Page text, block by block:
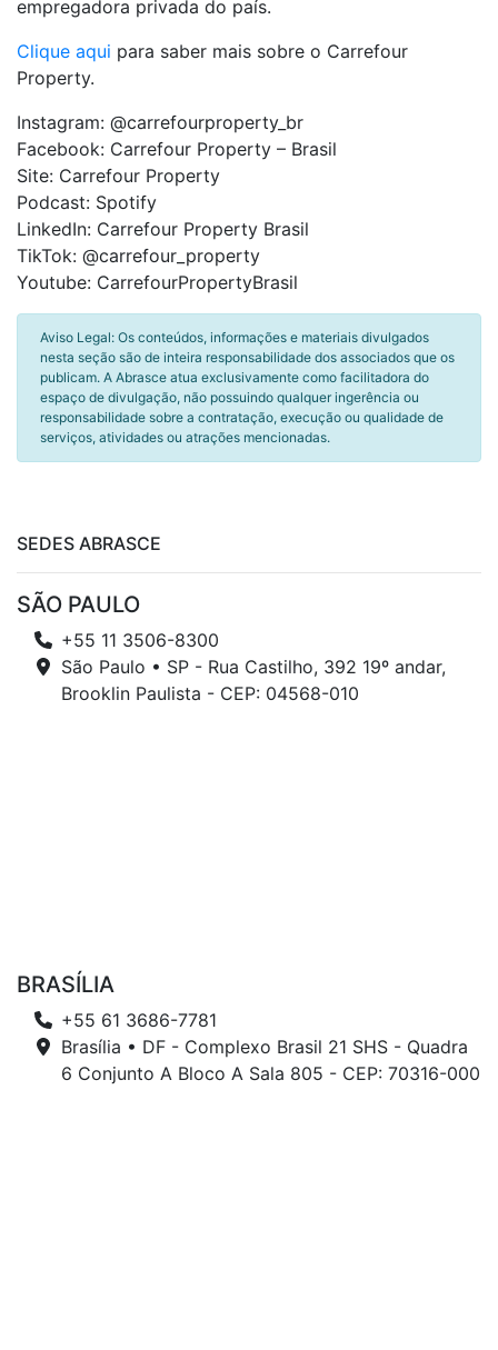
empregadora privada do país.
Clique aqui para saber mais sobre o Carrefour
Property.
Instagram: @carrefourproperty_br
Facebook: Carrefour Property – Brasil
Site: Carrefour Property
Podcast: Spotify
LinkedIn: Carrefour Property Brasil
TikTok: @carrefour_property
Youtube: CarrefourPropertyBrasil
Aviso Legal: Os conteúdos, informações e materiais divulgados
nesta seção são de inteira responsabilidade dos associados que os
publicam. A Abrasce atua exclusivamente como facilitadora do
espaço de divulgação, não possuindo qualquer ingerência ou
responsabilidade sobre a contratação, execução ou qualidade de
serviços, atividades ou atrações mencionadas.
SEDES ABRASCE
SÃO PAULO
+55 11 3506-8300
São Paulo • SP - Rua Castilho, 392 19º andar,
Brooklin Paulista - CEP: 04568-010
BRASÍLIA
+55 61 3686-7781
Brasília • DF - Complexo Brasil 21 SHS - Quadra
6 Conjunto A Bloco A Sala 805 - CEP: 70316-000